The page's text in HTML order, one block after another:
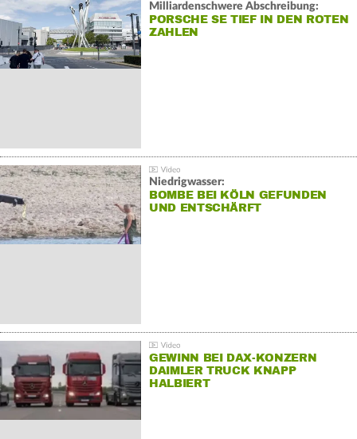
Milliardenschwere Abschreibung:
PORSCHE SE TIEF IN DEN ROTEN
ZAHLEN
Niedrigwasser:
BOMBE BEI KÖLN GEFUNDEN
UND ENTSCHÄRFT
GEWINN BEI DAX-KONZERN
DAIMLER TRUCK KNAPP
HALBIERT